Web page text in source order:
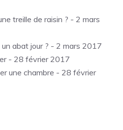
treille de raisin ? - 2 mars
abat jour ? - 2 mars 2017
- 28 février 2017
une chambre - 28 février